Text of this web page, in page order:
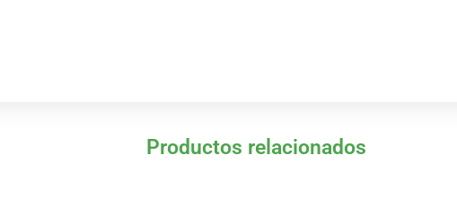
Productos relacionados